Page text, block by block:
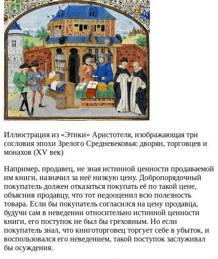
Иллюстрация из «Этики» Аристотеля, изображающая три
сословия эпохи Зрелого Средневековья: дворян, торговцев и
монахов (XV век)
Например, продавец, не зная истинной ценности продаваемой
им книги, назначил за неё низкую цену. Добропорядочный
покупатель должен отказаться покупать её по такой цене,
объяснив продавцу, что тот недооценил всю полезность
товара. Если бы покупатель согласился на цену продавца,
будучи сам в неведении относительно истинной ценности
книги, его поступок не был бы греховным. Но если
покупатель знал, что книготорговец торгует себе в убыток, и
воспользовался его неведением, такой поступок заслуживал
бы осуждения.